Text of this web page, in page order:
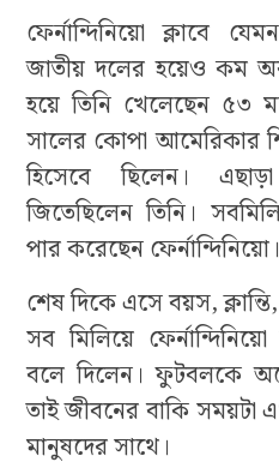
ফের্নান্দিনিয়ো ক্লাবে
জাতীয় দলের হয়েও কম
হয়ে তিনি খেলেছেন ৫৩
সালের কোপা আমেরিকার
হিসেবে ছিলেন।
জিতেছিলেন তিনি।
পার করেছেন ফের্নান্দিনিয়ো।
শেষ দিকে এসে বয়স,
সব মিলিয়ে
বলে দিলেন। ফুটবলকে
তাই জীবনের বাকি সময়টা
মানুষদের সাথে।